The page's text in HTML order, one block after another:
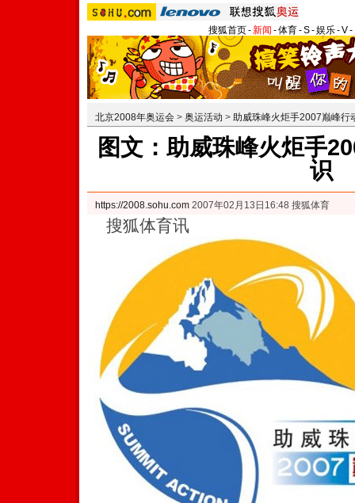
搜狐首页-新闻 -体育-S-娱乐-V-
北京2008年奥运会 > 奥运活动 > 助威珠峰火炬手2007巅峰行
图文：助威珠峰火炬手
识
https://2008.sohu.com 2007年02月13日16:48 搜狐体育
搜狐体育讯